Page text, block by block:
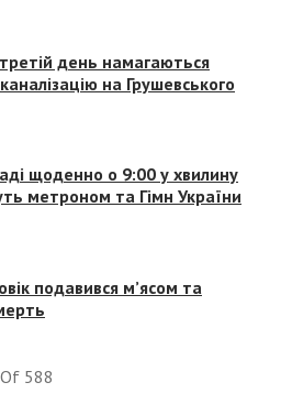
день намагаються
на Грушевського
щоденно о 9:00 у хвилину
метроном та Гімн України
подавився м’ясом та
Of 588